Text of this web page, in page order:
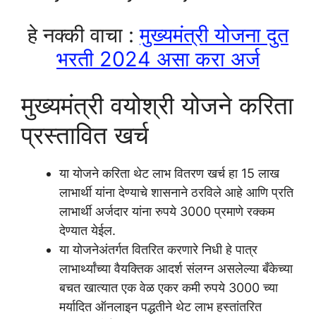
हे नक्की वाचा :मुख्यमंत्री योजना दुत
भरती 2024 असा करा अर्ज
मुख्यमंत्री वयोश्री योजने करिता
प्रस्तावित खर्च
या योजने करिता थेट लाभ वितरण खर्च हा 15 लाख
लाभार्थी यांना देण्याचे शासनाने ठरविले आहे आणि प्रति
लाभार्थी अर्जदार यांना रुपये 3000 प्रमाणे रक्कम
देण्यात येईल.
या योजनेअंतर्गत वितरित करणारे निधी हे पात्र
लाभार्थ्यांच्या वैयक्तिक आदर्श संलग्न असलेल्या बँकेच्या
बचत खात्यात एक वेळ एकर कमी रुपये 3000 च्या
मर्यादित ऑनलाइन पद्धतीने थेट लाभ हस्तांतरित